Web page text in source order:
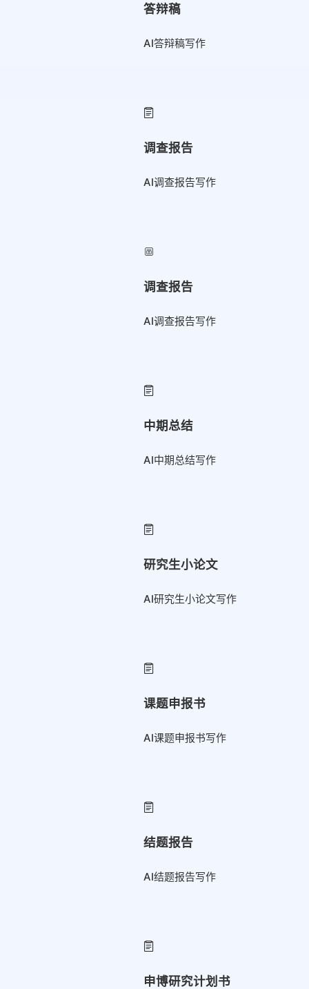
答辩稿
AI答辩稿写作
调查报告
AI调查报告写作
调查报告
AI调查报告写作
中期总结
AI中期总结写作
研究生小论文
AI研究生小论文写作
课题申报书
AI课题申报书写作
结题报告
AI结题报告写作
申博研究计划书